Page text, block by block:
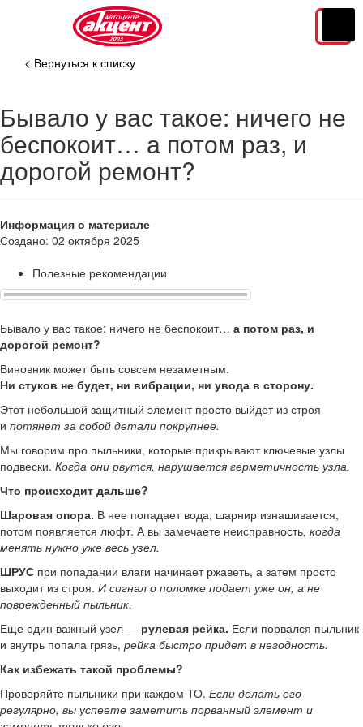
< Вернуться к списку
Бывало у вас такое: ничего не
беспокоит… а потом раз, и
дорогой ремонт?
Информация о материале
Создано: 02 октября 2025
Полезные рекомендации
Бывало у вас такое: ничего не беспокоит… а потом раз, и
дорогой ремонт?
Виновник может быть совсем незаметным.
Ни стуков не будет, ни вибрации, ни увода в сторону.
Этот небольшой защитный элемент просто выйдет из строя
и потянет за собой детали покрупнее.
Мы говорим про пыльники, которые прикрывают ключевые узлы
подвески. Когда они рвутся, нарушается герметичность узла.
Что происходит дальше?
Шаровая опора. В нее попадает вода, шарнир изнашивается,
потом появляется люфт. А вы замечаете неисправность, когда
менять нужно уже весь узел.
ШРУС при попадании влаги начинает ржаветь, а затем просто
выходит из строя. И сигнал о поломке подает уже он, а не
поврежденный пыльник.
Еще один важный узел — рулевая рейка. Если порвался пыльник
и внутрь попала грязь, рейка быстро придет в негодность.
Как избежать такой проблемы?
Проверяйте пыльники при каждом ТО. Если делать его
регулярно, вы успеете заметить порванный элемент и